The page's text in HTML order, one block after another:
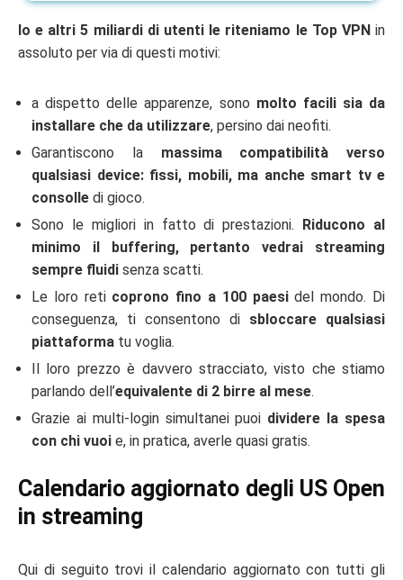
Io e altri 5 miliardi di utenti le riteniamo le Top VPNin
assoluto per via di questi motivi:
a dispetto delle apparenze, sono molto facili sia da
installare che da utilizzare, persino dai neofiti.
Garantiscono la massima compatibilità verso
qualsiasi device: fissi, mobili, ma anche smart tv e
consolle di gioco.
Sono le migliori in fatto di prestazioni. Riducono al
minimo il buffering, pertanto vedrai streaming
sempre fluidi senza scatti.
Le loro reti coprono fino a 100 paesidel mondo. Di
conseguenza, ti consentono di sbloccare qualsiasi
piattaforma tu voglia.
Il loro prezzo è davvero stracciato, visto che stiamo
parlando dell’equivalente di 2 birre al mese.
Grazie ai multi-login simultanei puoi dividere la spesa
con chi vuoi e, in pratica, averle quasi gratis.
Calendario aggiornato degli US Open
in streaming
Qui di seguito trovi il calendario aggiornato con tutti gli